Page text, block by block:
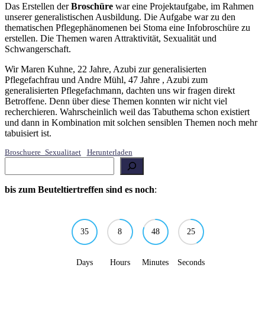
Das Erstellen derBroschüre war eine Projektaufgabe, im Rahmen
unserer generalistischen Ausbildung. Die Aufgabe war zu den
thematischen Pflegephänomenen bei Stoma eine Infobroschüre zu
erstellen. Die Themen waren Attraktivität, Sexualität und
Schwangerschaft.
Wir Maren Kuhne, 22 Jahre, Azubi zur generalisierten
Pflegefachfrau und Andre Mühl, 47 Jahre , Azubi zum
generalisierten Pflegefachmann, dachten uns wir fragen direkt
Betroffene. Denn über diese Themen konnten wir nicht viel
recherchieren. Wahrscheinlich weil das Tabuthema schon existiert
und dann in Kombination mit solchen sensiblen Themen noch mehr
tabuisiert ist.
Broschuere_Sexualitaet Herunterladen
bis zum Beuteltiertreffen sind es noch:
35 8 48 25
Days Hours Minutes Seconds